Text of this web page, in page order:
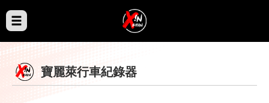
寶麗萊行車紀錄器